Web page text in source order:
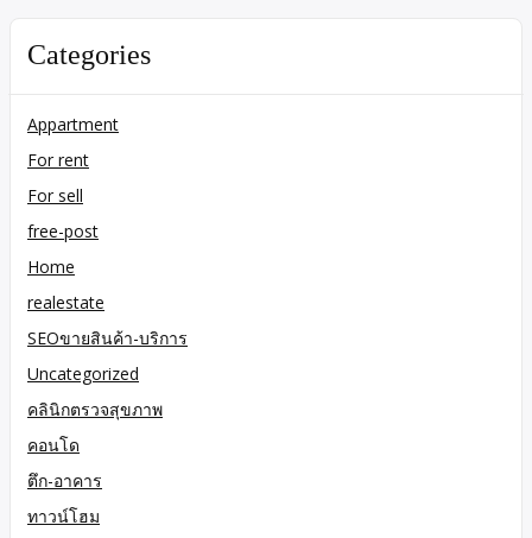
Categories
Appartment
For rent
For sell
free-post
Home
realestate
SEOขายสินค้า-บริการ
Uncategorized
คลินิกตรวจสุขภาพ
คอนโด
ตึก-อาคาร
ทาวน์โฮม